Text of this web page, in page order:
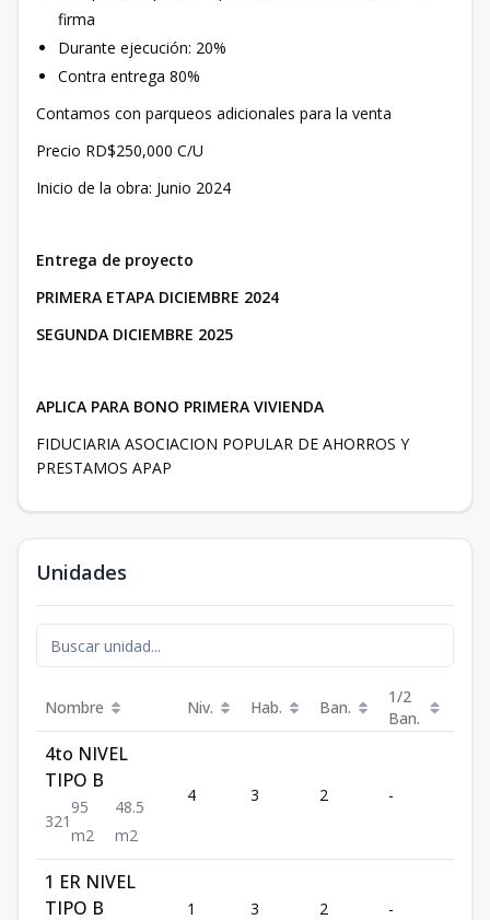
firma
Durante ejecución: 20%
Contra entrega 80%
Contamos con parqueos adicionales para la venta
Precio RD$250,000 C/U
Inicio de la obra: Junio 2024
Entrega de proyecto
PRIMERA ETAPA DICIEMBRE 2024
SEGUNDA DICIEMBRE 2025
APLICA PARA BONO PRIMERA VIVIENDA
FIDUCIARIA ASOCIACION POPULAR DE AHORROS Y
PRESTAMOS APAP
Unidades
Nombre Niv. Hab. Ban.
1/2
Ban.
4to NIVEL
TIPO B
321
95
m2
48.5
m2
4 3 2 -
1 ER NIVEL
TIPO B
1 3 2 -